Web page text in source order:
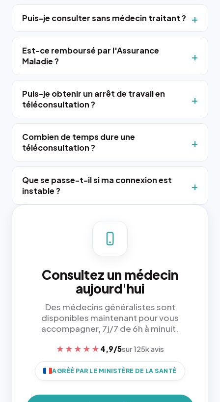
Puis-je consulter sans médecin traitant ?
Est-ce remboursé par l'Assurance
Maladie ?
Puis-je obtenir un arrêt de travail en
téléconsultation ?
Combien de temps dure une
téléconsultation ?
Que se passe-t-il si ma connexion est
instable ?
Consultez un médecin
aujourd'hui
Des médecins généralistes sont
disponibles maintenant pour vous
accompagner, 7j/7 de 6h à minuit.
★★★★★ 4,9/5sur 125k avis
AGRÉÉ PAR LE MINISTÈRE DE LA SANTÉ